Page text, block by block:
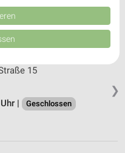
1 Prospekt
❯
15
|
Geschlossen
Quellen. Entwicklung und
Daten zur Auswahl
weitergegeben und in die